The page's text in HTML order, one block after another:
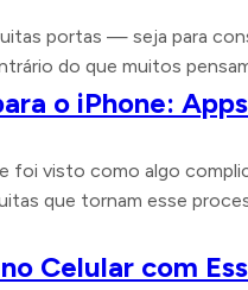
portas — seja para
do que muitos
o iPhone:
foi visto como algo
que tornam esse
Celular com